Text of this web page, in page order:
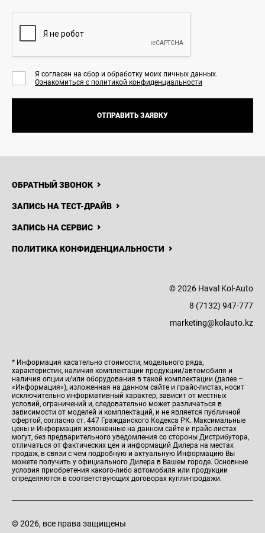
Я согласен на сбор и обработку моих личных данных.
Ознакомиться с политикой конфиденциальности
ОТПРАВИТЬ ЗАЯВКУ
ОБРАТНЫЙ ЗВОНОК
ЗАПИСЬ НА ТЕСТ-ДРАЙВ
ЗАПИСЬ НА СЕРВИС
ПОЛИТИКА КОНФИДЕНЦИАЛЬНОСТИ
© 2026 Haval Kol-Auto
8 (7132) 947-777
marketing@kolauto.kz
* Информация касательно стоимости, модельного ряда,
характеристик, наличия комплектации продукции/автомобиля и
наличия опции и/или оборудования в такой комплектации (далее –
«Информация»), изложенная на данном сайте и прайс-листах, носит
исключительно информативный характер, зависит от местных
условий, ограничений и, следовательно может различаться в
зависимости от моделей и комплектаций, и не является публичной
офертой, согласно ст. 447 Гражданского Кодекса РК. Максимальные
цены и Информация изложенные на данном сайте и прайс-листах
могут, без предварительного уведомления со стороны Дистрибутора,
отличаться от фактических цен и информаций Дилера на местах
продаж, в связи с чем подробную и актуальную Информацию Вы
можете получить у официального Дилера в Вашем городе. Основные
условия приобретения какого-либо автомобиля или продукции
определяются в соответствующих договорах купли-продажи.
© 2026, все права защищены